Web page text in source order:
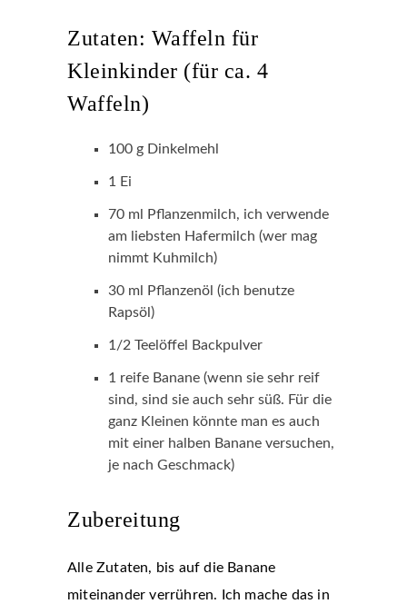
Zutaten: Waffeln für
Kleinkinder (für ca. 4
Waffeln)
100 g Dinkelmehl
1 Ei
70 ml Pflanzenmilch, ich verwende
am liebsten Hafermilch (wer mag
nimmt Kuhmilch)
30 ml Pflanzenöl (ich benutze
Rapsöl)
1/2 Teelöffel Backpulver
1 reife Banane (wenn sie sehr reif
sind, sind sie auch sehr süß. Für die
ganz Kleinen könnte man es auch
mit einer halben Banane versuchen,
je nach Geschmack)
Zubereitung
Alle Zutaten, bis auf die Banane
miteinander verrühren. Ich mache das in